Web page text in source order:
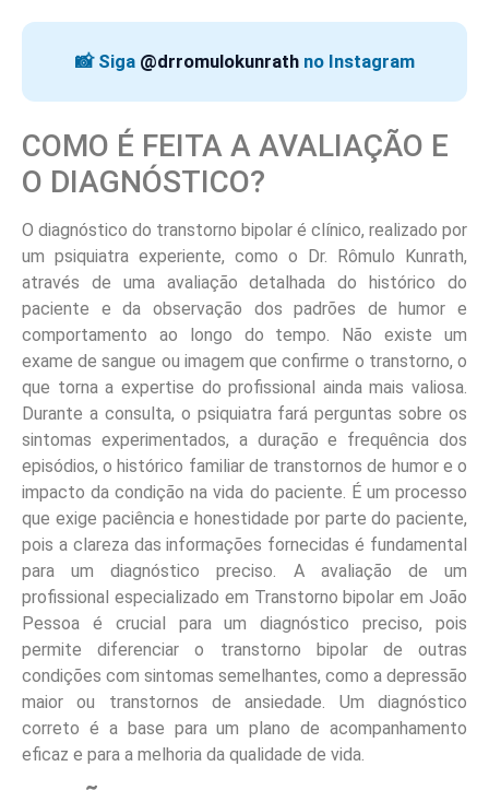
📸 Siga @drromulokunrathno Instagram
COMO É FEITA A AVALIAÇÃO E
O DIAGNÓSTICO?
O diagnóstico do transtorno bipolar é clínico, realizado por
um psiquiatra experiente, como o Dr. Rômulo Kunrath,
através de uma avaliação detalhada do histórico do
paciente e da observação dos padrões de humor e
comportamento ao longo do tempo. Não existe um
exame de sangue ou imagem que confirme o transtorno, o
que torna a expertise do profissional ainda mais valiosa.
Durante a consulta, o psiquiatra fará perguntas sobre os
sintomas experimentados, a duração e frequência dos
episódios, o histórico familiar de transtornos de humor e o
impacto da condição na vida do paciente. É um processo
que exige paciência e honestidade por parte do paciente,
pois a clareza das informações fornecidas é fundamental
para um diagnóstico preciso. A avaliação de um
profissional especializado em Transtorno bipolar em João
Pessoa é crucial para um diagnóstico preciso, pois
permite diferenciar o transtorno bipolar de outras
condições com sintomas semelhantes, como a depressão
maior ou transtornos de ansiedade. Um diagnóstico
correto é a base para um plano de acompanhamento
eficaz e para a melhoria da qualidade de vida.